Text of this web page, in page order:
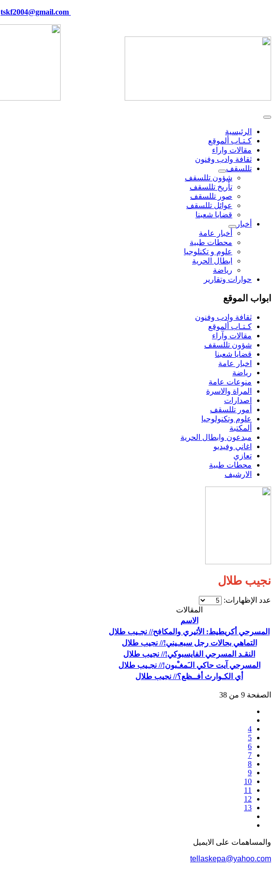
tskf2004@gmail.com
الرئيسية
كـتـاب ألموقع
مقالات واراء
ثقافة وادب وفنون
تللسقف
شؤون تللسقف
تأريخ تللسقف
صور تللسقف
عوائل تللسقف
قضايا شعبنا
أخبار
أخبار عامة
محطات طبية
علوم و تکنلوجیا
ابطال الحرية
رياضة
حوارات وتقارير
ابواب الموقع
ثقافة وادب وفنون
كـتـاب ألموقع
مقالات وآراء
شؤون تللسقف
قضايا شعبنا
اخبار عامة
رياضة
منوعات عامة
المراة والاسرة
اصدارات
أمور تللسقف
علوم وتكنولوجيا
ألمكتبة
مبدعون وابطال الحرية
اغاني وفيديو
تعازي
محطات طبية
الارشيف
نجيب طلال
عدد الإظهارات:
المقالات
الاسم
المسرحي أكريطيط: الأثيري والمكافح// نجـيب طلال
التماهي بحالات رجل سبعـيني!// نجيب طلال
النقـد المسرحي الفايسبوكي!// نجيب طلال
المسرحي آيت حاكي الـَمغـْبون!// نجـيب طلال
أي الكـوارث أفــظع؟// نجيب طلال
الصفحة 9 من 38
4
5
6
7
8
9
10
11
12
13
والمساهمات علی الایمیل
tellaskepa@yahoo.com